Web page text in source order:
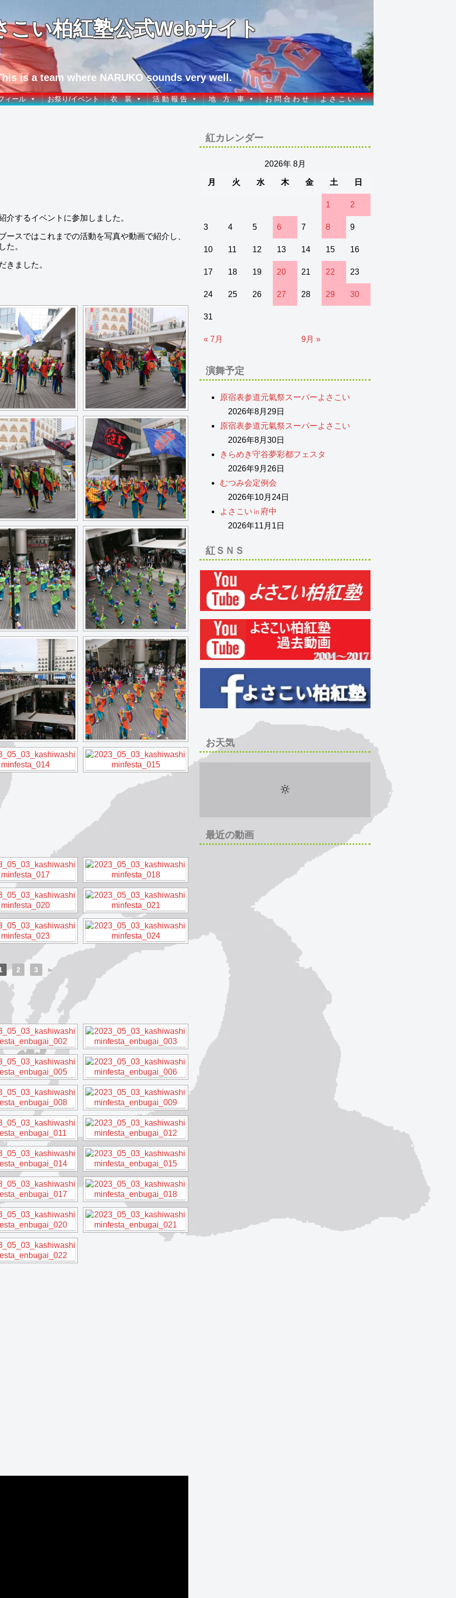
こい柏紅塾公式Webサイト
is a team where NARUKO sounds very well.
ィール お祭り/イベント 衣 装 活 動 報 告 地 方 車 お 問 合 わ せ よ さ こ い
するイベントに参加しました。
スではこれまでの活動を写真や動画で紹介し、
。
ました。
2 3 ►
紅カレンダー
2026年 8月
月 火 水 木 金 土 日
1 2
3 4 5 6 7 8 9
10 11 12 13 14 15 16
17 18 19 20 21 22 23
24 25 26 27 28 29 30
31
« 7月 9月 »
演舞予定
原宿表参道元氣祭スーパーよさこい
2026年8月29日
原宿表参道元氣祭スーパーよさこい
2026年8月30日
きらめき守谷夢彩都フェスタ
2026年9月26日
むつみ会定例会
2026年10月24日
よさこい㏌府中
2026年11月1日
紅ＳＮＳ
お天気
最近の動画